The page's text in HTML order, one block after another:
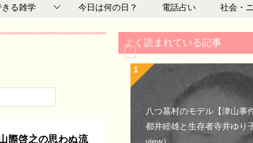
きる雑学 今日は何の日？ 電話占い 社会・
際啓之の思わぬ流
よく読まれている記事
八つ墓村のモデル【津山事
都井睦雄と生存者寺井ゆり